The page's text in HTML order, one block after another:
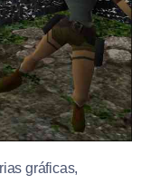
gráficas,